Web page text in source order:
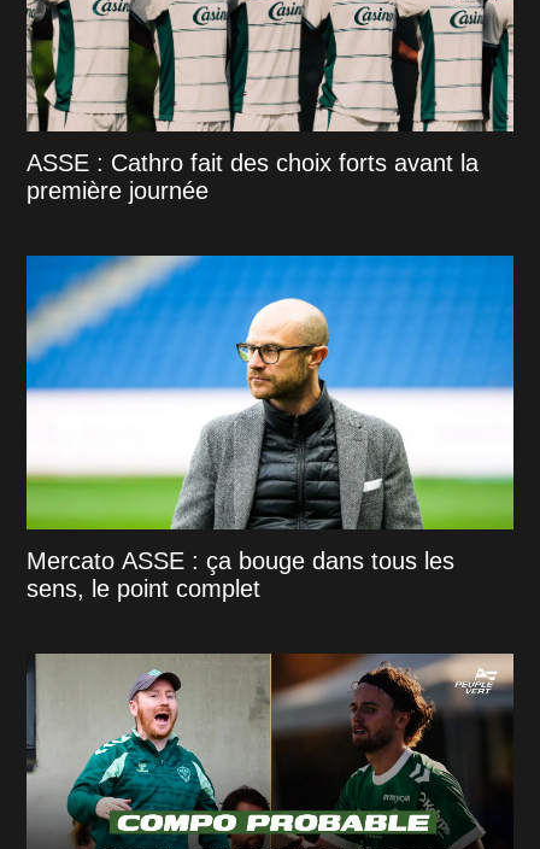
ASSE : Cathro fait des choix forts avant la
première journée
Mercato ASSE : ça bouge dans tous les
sens, le point complet